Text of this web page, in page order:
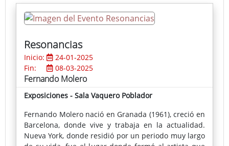
Resonancias
Inicio:
24-01-2025
Fin:
08-03-2025
Fernando Molero
Exposiciones - Sala Vaquero Poblador
Fernando Molero nació en Granada (1961), creció en
Barcelona, donde vive y trabaja en la actualidad.
Nueva York, donde residió por un periodo muy largo